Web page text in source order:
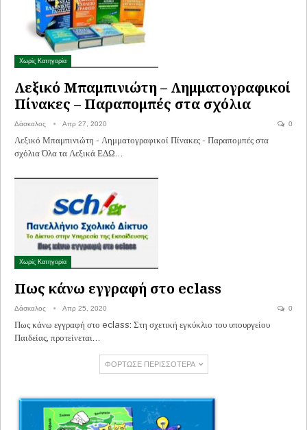
Χωρίς Κατηγορία
Λεξικό Μπαμπινιώτη – Λημματογραφικοί
Πίνακες – Παραπομπές στα σχόλια
Δάσκαλος Απρ 27, 2020 0
Λεξικό Μπαμπινιώτη - Λημματογραφικοί Πίνακες - Παραπομπές στα
σχόλια Όλα τα Λεξικά ΕΔΩ…
Χωρίς Κατηγορία
Πως κάνω εγγραφή στο eclass
Δάσκαλος Απρ 25, 2020 0
Πως κάνω εγγραφή στο eclass: Στη σχετική εγκύκλιο του υπουργείου
Παιδείας, προτείνεται…
ΦΌΡΤΩΣΕ ΠΕΡΙΣΣΌΤΕΡΑ